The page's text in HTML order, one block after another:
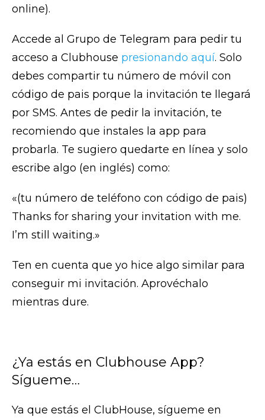
online).
Accede al Grupo de Telegram para pedir tu
acceso a Clubhouse presionando aquí. Solo
debes compartir tu número de móvil con
código de pais porque la invitación te llegará
por SMS. Antes de pedir la invitación, te
recomiendo que instales la app para
probarla. Te sugiero quedarte en línea y solo
escribe algo (en inglés) como:
«(tu número de teléfono con código de pais)
Thanks for sharing your invitation with me.
I’m still waiting.»
Ten en cuenta que yo hice algo similar para
conseguir mi invitación. Aprovéchalo
mientras dure.
¿Ya estás en Clubhouse App?
Sígueme…
Ya que estás el ClubHouse, sígueme en